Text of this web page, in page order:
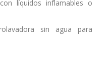
líquidos inflamables o
sin agua para